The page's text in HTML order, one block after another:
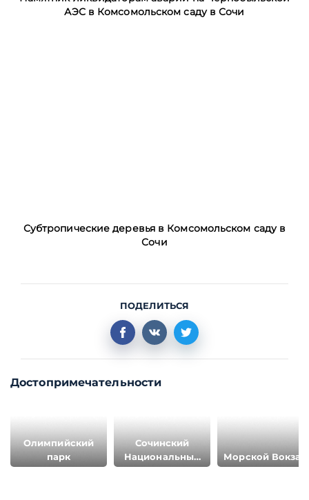
АЭС в Комсомольском саду в Сочи
Субтропические деревья в Комсомольском саду в
Сочи
ПОДЕЛИТЬСЯ
Достопримечательности
Олимпийский
парк
Сочинский
Национальный
Парк
Морской Вокзал